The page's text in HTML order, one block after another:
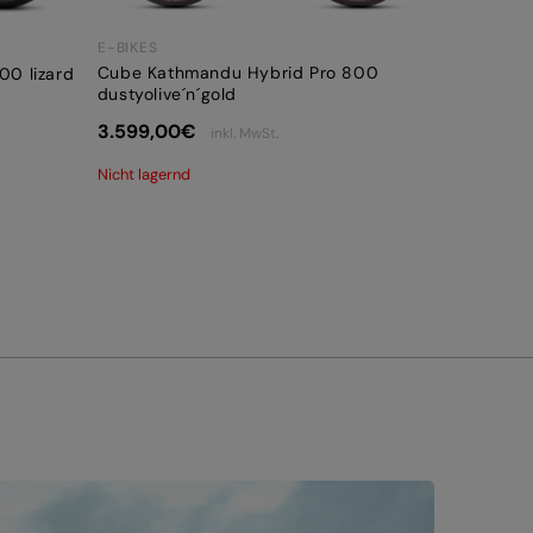
lizard
E-BIKES
Cube Kathmandu Hybrid Pro 800
dustyolive´n´gold
3.599,00€ inkl. MwSt.
Nicht lagernd